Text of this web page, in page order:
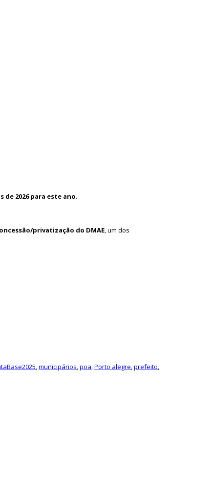
de 2026 para este ano.
privatização do DMAE, um dos
,municipários,poa,Porto alegre,prefeito,